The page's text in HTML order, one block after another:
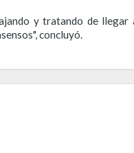
y tratando de llegar
concluyó.